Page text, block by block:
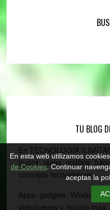
TU BLOG
En TECNOLOGÍA
trucos, guías, análisis,
consejos tecnológicos.
Apps, gadgets, Windows,
videojuegos y mucho
En esta web utilizamos
de Cookies. Continuar
aceptas la